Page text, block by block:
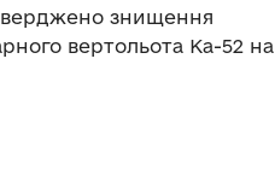
знищення
вертольота Ка-52 на